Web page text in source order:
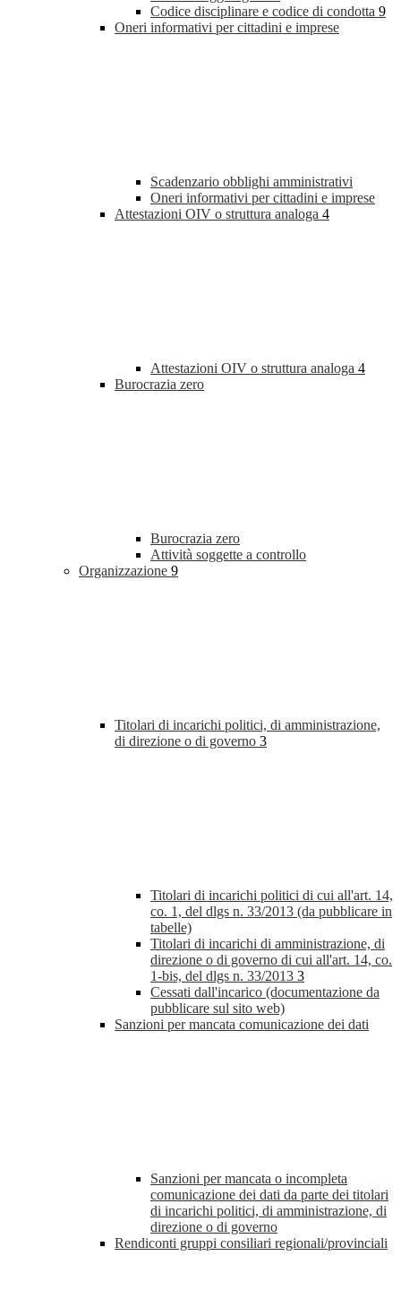
Codice disciplinare e codice di condotta 9
Oneri informativi per cittadini e imprese
Scadenzario obblighi amministrativi
Oneri informativi per cittadini e imprese
Attestazioni OIV o struttura analoga 4
Attestazioni OIV o struttura analoga 4
Burocrazia zero
Burocrazia zero
Attività soggette a controllo
Organizzazione 9
Titolari di incarichi politici, di amministrazione,
di direzione o di governo 3
Titolari di incarichi politici di cui all'art. 14,
co. 1, del dlgs n. 33/2013 (da pubblicare in
tabelle)
Titolari di incarichi di amministrazione, di
direzione o di governo di cui all'art. 14, co.
1-bis, del dlgs n. 33/2013 3
Cessati dall'incarico (documentazione da
pubblicare sul sito web)
Sanzioni per mancata comunicazione dei dati
Sanzioni per mancata o incompleta
comunicazione dei dati da parte dei titolari
di incarichi politici, di amministrazione, di
direzione o di governo
Rendiconti gruppi consiliari regionali/provinciali